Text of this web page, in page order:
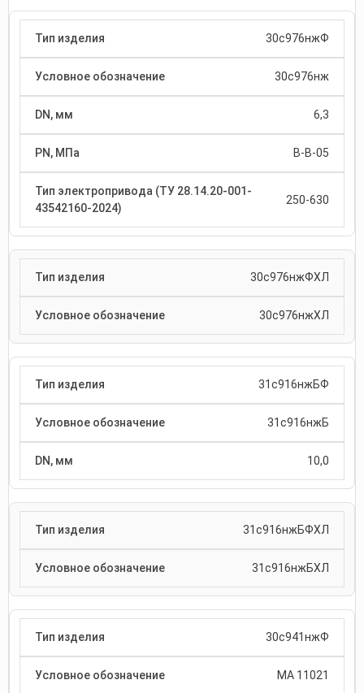
30с976нжФ
30с976нж
6,3
В-В-05
250-630
30с976нжФХЛ
30с976нжХЛ
31с916нжБФ
31с916нжБ
10,0
31с916нжБФХЛ
31с916нжБХЛ
30с941нжФ
МА 11021